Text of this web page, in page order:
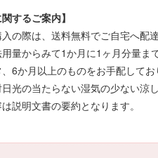
するご案内】
入の際は、送料無料でご自宅へ配
量からみて1か月に1ヶ月分量ま
、6か月以上のものをお手配して
光の当たらない湿気の少ない涼
説明文書の要約となります。